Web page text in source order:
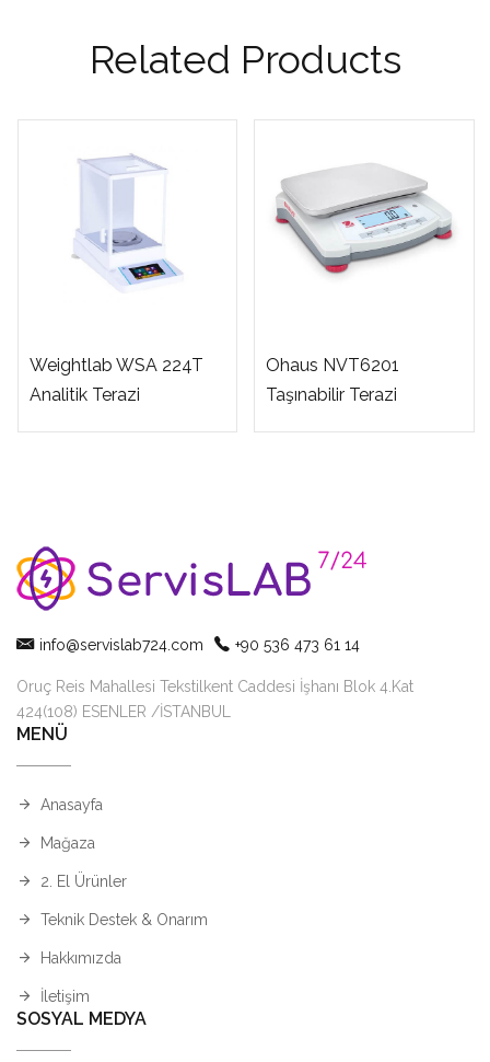
Related Products
Weightlab WSA 224T
Analitik Terazi
Ohaus NVT6201
Taşınabilir Terazi
info@servislab724.com +90 536 473 61 14
Oruç Reis Mahallesi Tekstilkent Caddesi İşhanı Blok 4.Kat
424(108) ESENLER /İSTANBUL
MENÜ
Anasayfa
Mağaza
2. El Ürünler
Teknik Destek & Onarım
Hakkımızda
İletişim
SOSYAL MEDYA